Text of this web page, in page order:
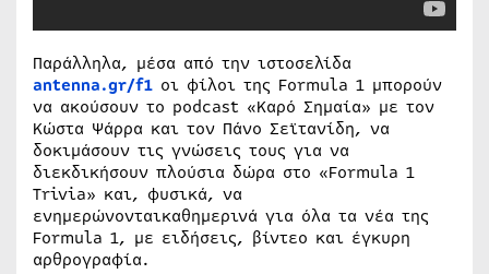
Παράλληλα, μέσα από την ιστοσελίδα
antenna.gr/f1 οι φίλοι της Formula 1 μπορούν
να ακούσουν το podcast «Καρό Σημαία» με τον
Κώστα Ψάρρα και τον Πάνο Σεϊτανίδη, να
δοκιμάσουν τις γνώσεις τους για να
διεκδικήσουν πλούσια δώρα στο «Formula 1
Trivia» και, φυσικά, να
ενημερώνονταικαθημερινά για όλα τα νέα της
Formula 1, με ειδήσεις, βίντεο και έγκυρη
αρθρογραφία.